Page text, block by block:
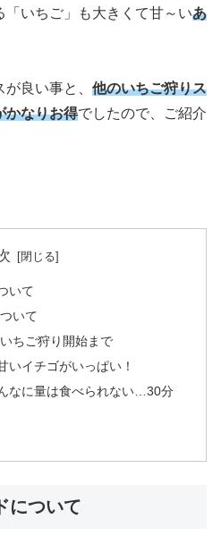
いちご」も大きくて甘～いあ
良い事と、 他のいちご狩りス
かなりお得でしたので、ご紹介
いて
いて
ちご狩り開始まで
いイチゴがいっぱい！
なに量は食べられない…30分
について